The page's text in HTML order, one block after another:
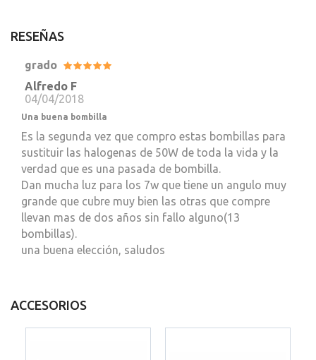
RESEÑAS
grado
Alfredo F
04/04/2018
Una buena bombilla
Es la segunda vez que compro estas bombillas para
sustituir las halogenas de 50W de toda la vida y la
verdad que es una pasada de bombilla.
Dan mucha luz para los 7w que tiene un angulo muy
grande que cubre muy bien las otras que compre
llevan mas de dos años sin fallo alguno(13
bombillas).
una buena elección, saludos
ACCESORIOS